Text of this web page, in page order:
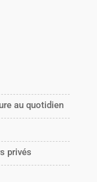
au quotidien
privés